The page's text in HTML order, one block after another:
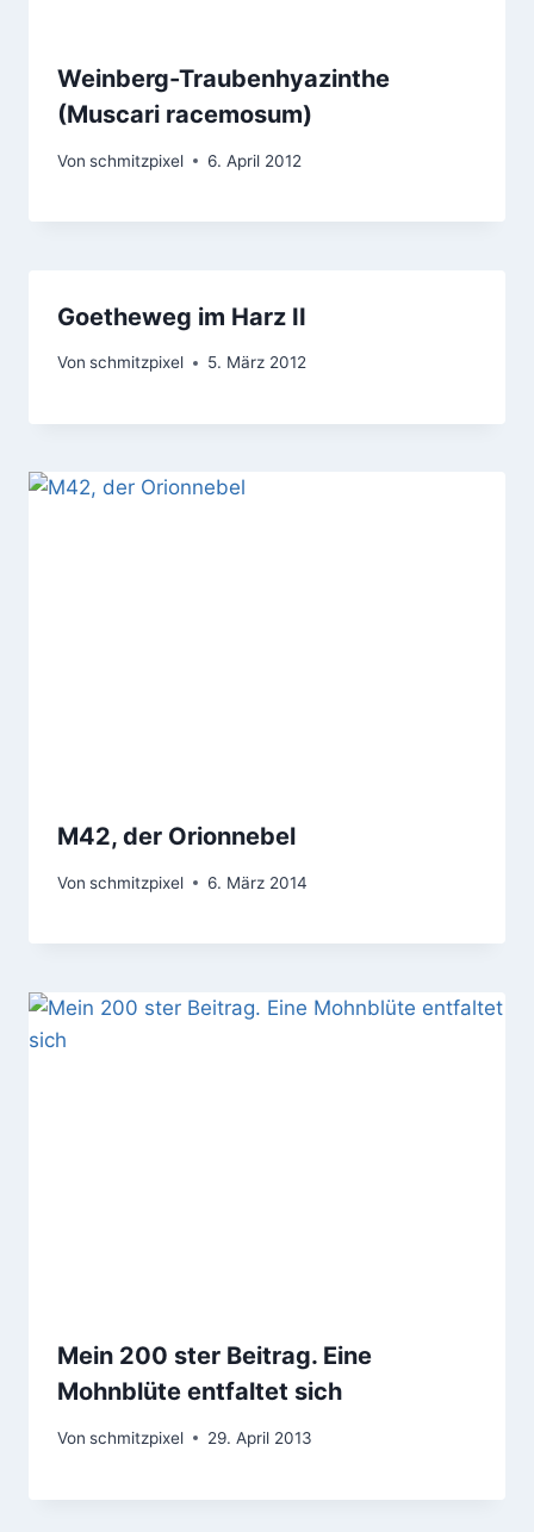
Weinberg-Traubenhyazinthe
(Muscari racemosum)
Von schmitzpixel 6. April 2012
Goetheweg im Harz II
Von schmitzpixel 5. März 2012
M42, der Orionnebel
Von schmitzpixel 6. März 2014
Mein 200 ster Beitrag. Eine
Mohnblüte entfaltet sich
Von schmitzpixel 29. April 2013